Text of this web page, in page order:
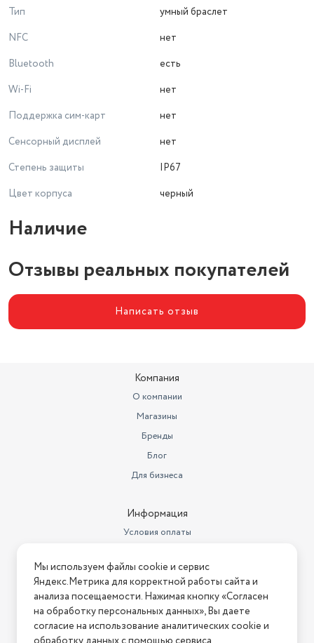
Тип
умный браслет
NFC
нет
Bluetooth
есть
Wi-Fi
нет
Поддержка сим-карт
нет
Сенсорный дисплей
нет
Степень защиты
IP67
Цвет корпуса
черный
Наличие
Отзывы реальных покупателей
Написать отзыв
Компания
О компании
Магазины
Бренды
Блог
Для бизнеса
Информация
Условия оплаты
Условия возврата
Нашли ошибку на сайте? Напишите нам
2026 © Интернет-магазин "АстМаркет". У нас есть всё!
Мы используем файлы cookie и сервис
Яндекс.Метрика для корректной работы сайта и
анализа посещаемости. Нажимая кнопку «Согласен
на обработку персональных данных», Вы даете
согласие на использование аналитических cookie и